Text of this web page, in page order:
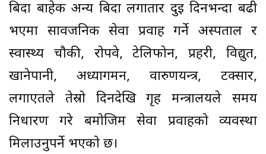
बिदा बाहेक अन्य बिदा लगातार दुई दिनभन्दा बढी
भएमा सार्वजनिक सेवा प्रवाह गर्ने अस्पताल र
स्वास्थ्य चौकी, रोपवे, टेलिफोन, प्रहरी, विद्युत,
खानेपानी, अध्यागमन, वारुणयन्त्र, टक्सार,
लगाएतले तेस्रो दिनदेखि गृह मन्त्रालयले समय
निर्धारण गरे बमोजिम सेवा प्रवाहको व्यवस्था
मिलाउनुपर्ने भएको छ।